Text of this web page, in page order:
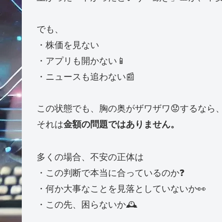
でも、
・株価を見ない
・アプリも開かない📱
・ニュースも追わない📰
この状態でも、胸の奥がザワザワ😟するなら
それは金額の問題ではありません。
多くの場合、不安の正体は
・この判断で本当に合っているのか❓
・何か大事なことを見落としていないか👀
・この先、困らないか🕰️